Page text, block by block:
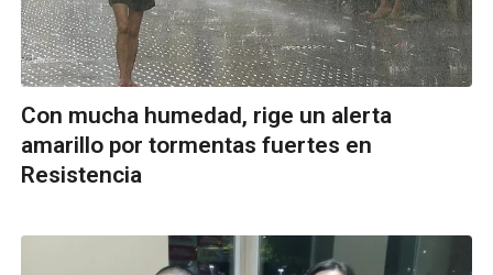
Con mucha humedad, rige un alerta
amarillo por tormentas fuertes en
Resistencia